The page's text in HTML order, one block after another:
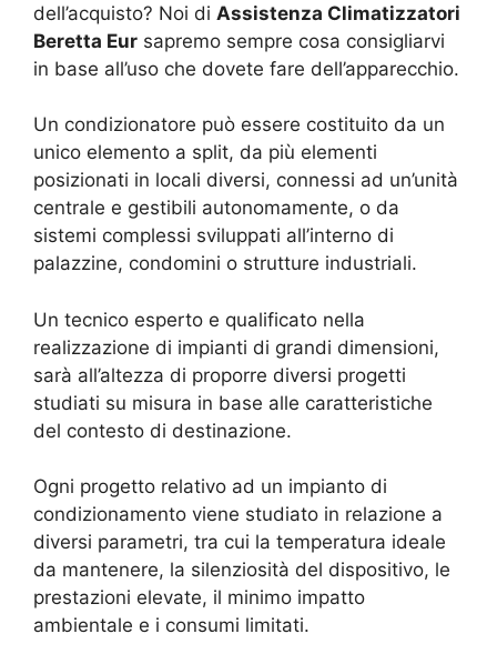
dell’acquisto? Noi di Assistenza Climatizzatori
Beretta Eur sapremo sempre cosa consigliarvi
in base all’uso che dovete fare dell’apparecchio.
Un condizionatore può essere costituito da un
unico elemento a split, da più elementi
posizionati in locali diversi, connessi ad un’unità
centrale e gestibili autonomamente, o da
sistemi complessi sviluppati all’interno di
palazzine, condomini o strutture industriali.
Un tecnico esperto e qualificato nella
realizzazione di impianti di grandi dimensioni,
sarà all’altezza di proporre diversi progetti
studiati su misura in base alle caratteristiche
del contesto di destinazione.
Ogni progetto relativo ad un impianto di
condizionamento viene studiato in relazione a
diversi parametri, tra cui la temperatura ideale
da mantenere, la silenziosità del dispositivo, le
prestazioni elevate, il minimo impatto
ambientale e i consumi limitati.